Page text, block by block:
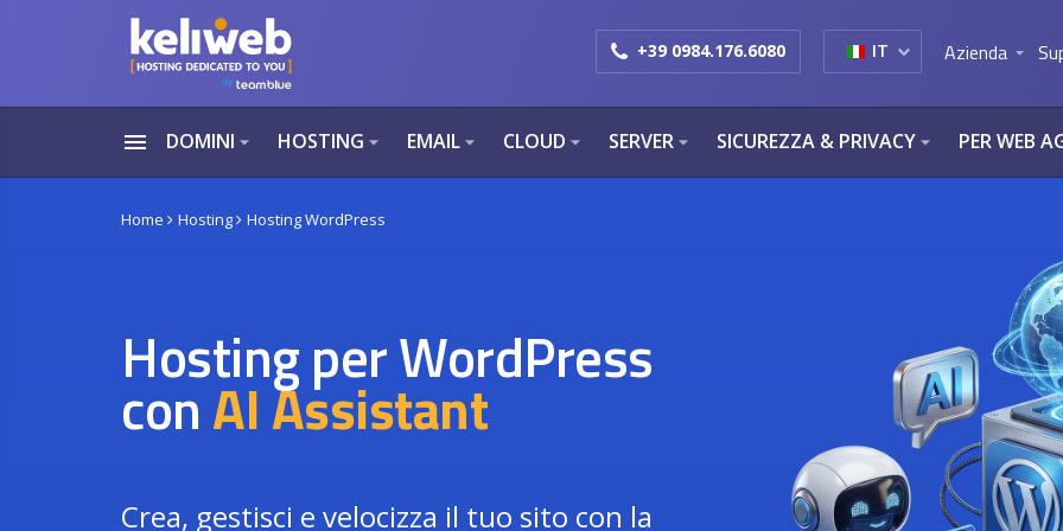
+39 0984.176.6080 IT Azienda arrow_drop_down
menu DOMINIarrow_drop_down HOSTINGarrow_drop_down EMAILarrow_drop_down CLOUDarrow_drop_down SERVERarrow_drop_down SICUREZZA & PRIVACYarrow_drop_down PER WEB
Home Hosting Hosting WordPress
Hosting per WordPress
conAI Assistant
Crea, gestisci e velocizza il tuo sito con la